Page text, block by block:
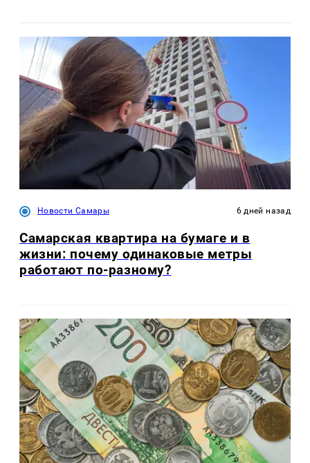
Новости Самары 6 дней назад
Самарская квартира на бумаге и в
жизни: почему одинаковые метры
работают по-разному?